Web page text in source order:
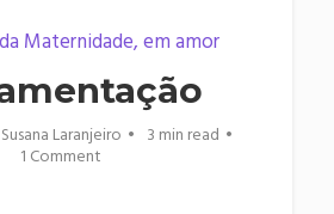
Maternidade, em amor
Susana Laranjeiro 3 min read
1 Comment